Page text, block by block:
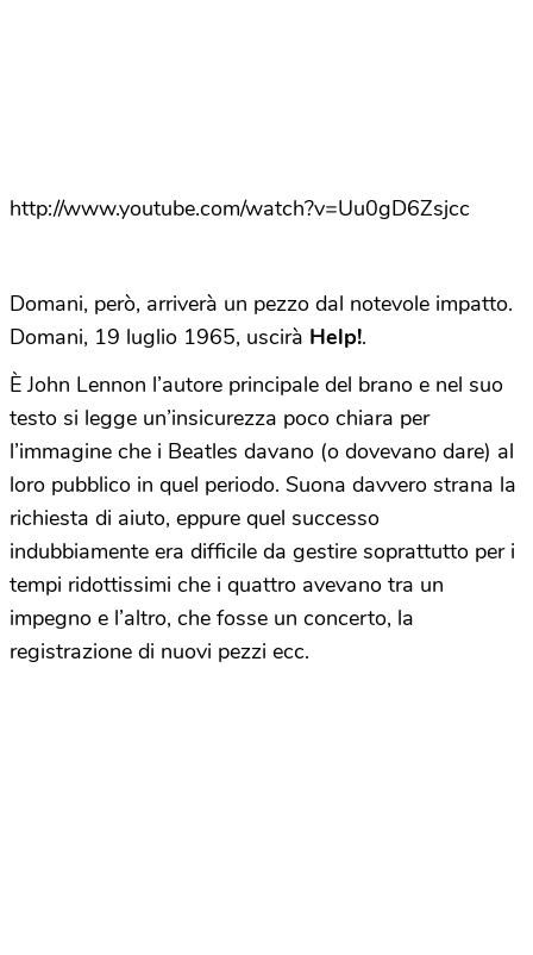
http://www.youtube.com/watch?v=Uu0gD6Zsjcc
Domani, però, arriverà un pezzo dal notevole impatto.
Domani, 19 luglio 1965, uscirà Help!.
È John Lennon l’autore principale del brano e nel suo
testo si legge un’insicurezza poco chiara per
l’immagine che i Beatles davano (o dovevano dare) al
loro pubblico in quel periodo. Suona davvero strana la
richiesta di aiuto, eppure quel successo
indubbiamente era difficile da gestire soprattutto per i
tempi ridottissimi che i quattro avevano tra un
impegno e l’altro, che fosse un concerto, la
registrazione di nuovi pezzi ecc.